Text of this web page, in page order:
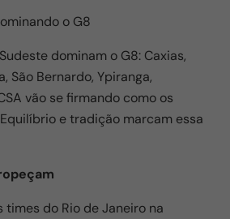
o G8
dominam o G8: Caxias,
São Bernardo, Ypiranga,
vão se firmando como os
e tradição marcam essa
times do Rio de Janeiro na